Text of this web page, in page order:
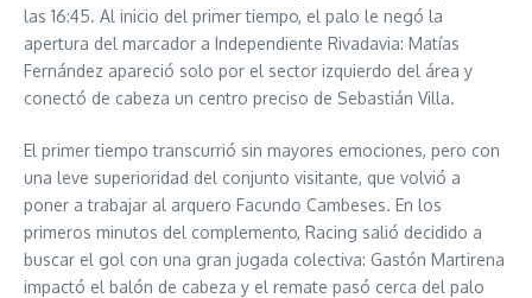
las 16:45. Al inicio del primer tiempo, el palo le negó la
apertura del marcador a Independiente Rivadavia: Matías
Fernández apareció solo por el sector izquierdo del área y
conectó de cabeza un centro preciso de Sebastián Villa.
El primer tiempo transcurrió sin mayores emociones, pero con
una leve superioridad del conjunto visitante, que volvió a
poner a trabajar al arquero Facundo Cambeses. En los
primeros minutos del complemento, Racing salió decidido a
buscar el gol con una gran jugada colectiva: Gastón Martirena
impactó el balón de cabeza y el remate pasó cerca del palo